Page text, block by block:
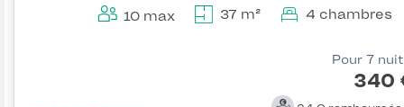
10 max 37 m² 4 chambres
Pour 7
340